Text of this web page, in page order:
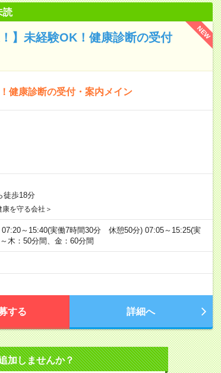
読
NEW
】未経験OK！健康診断の受付
健康診断の受付・案内メイン
徒歩18分
を守る会社＞
～15:40(実働7時間30分 休憩50分) 07:05～15:25(実
：50分間、金：60分間
する 詳細へ
加しませんか？